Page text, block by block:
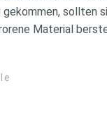
gekommen,
Material